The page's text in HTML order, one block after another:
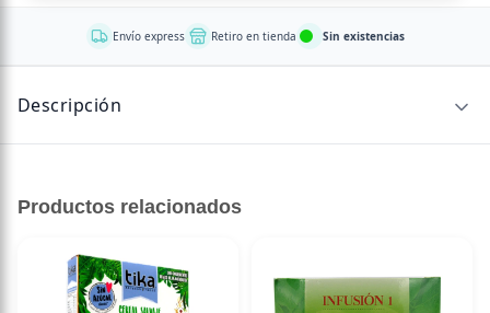
Envío express Retiro en tienda Sin existencias
Descripción
El vinagre ecológico de sidra de manzana NaturGreen es
Productos relacionados